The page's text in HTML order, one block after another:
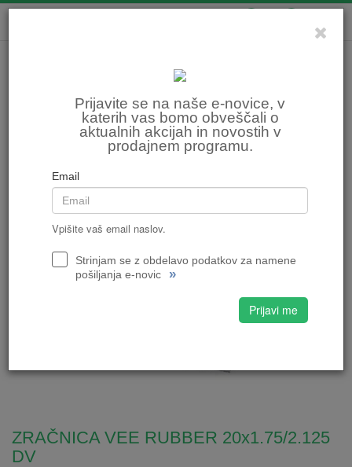
Prijavite se na naše e-novice, v
katerih vas bomo obveščali o
aktualnih akcijah in novostih v
prodajnem programu.
Email
Vpišite vaš email naslov.
Strinjam se z obdelavo podatkov za namene
pošiljanja e-novic
»
Prijavi me
ZRAČNICA VEE RUBBER 20x1.75/2.125
DV